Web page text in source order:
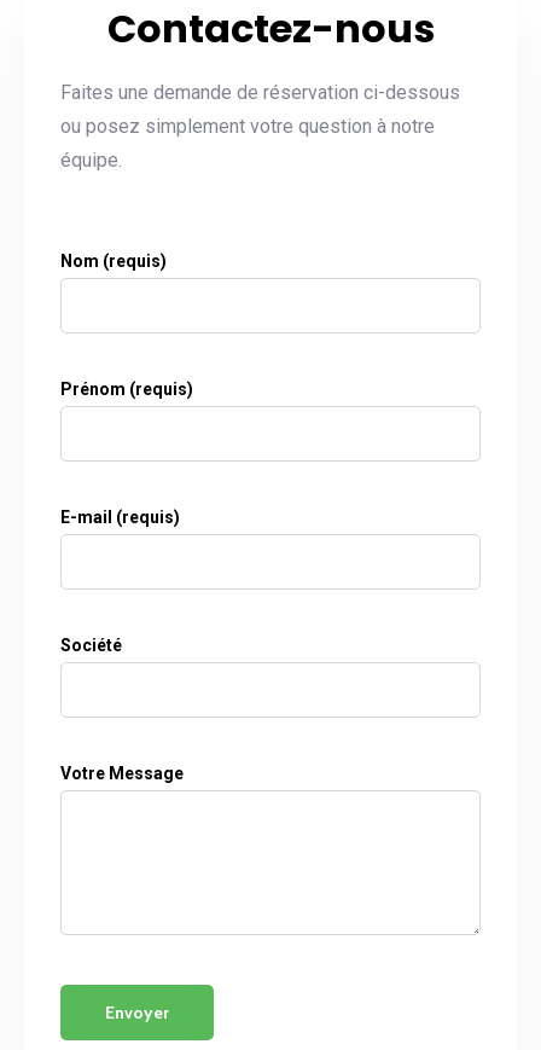
Contactez-nous
Faites une demande de réservation ci-dessous
ou posez simplement votre question à notre
équipe.
Nom (requis)
Prénom (requis)
E-mail (requis)
Société
Votre Message